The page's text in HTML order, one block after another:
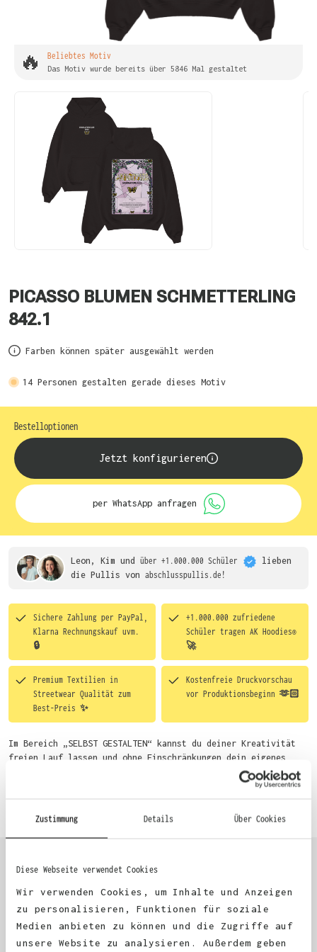
Zustimmung Details Über Cookies
Diese Webseite verwendet Cookies
Wir verwenden Cookies, um Inhalte und Anzeigen
zu personalisieren, Funktionen für soziale
Medien anbieten zu können und die Zugriffe auf
unsere Website zu analysieren. Außerdem geben
🔥 Beliebtes Motiv
Das Motiv wurde bereits über 5846 Mal gestaltet
PICASSO BLUMEN SCHMETTERLING
842.1
Farben können später ausgewählt werden
14 Personen gestalten gerade dieses Motiv
Bestelloptionen
Jetzt konfigurieren
per WhatsApp anfragen
Leon, Kim und über +1.000.000 Schüler
lieben
die Pullis von abschlusspullis.de!
Sichere Zahlung per PayPal,
Klarna Rechnungskauf uvm.
🔒
+1.000.000 zufriedene
Schüler tragen AK Hoodies®
🚀
Premium Textilien in
Streetwear Qualität zum
Best-Preis ✨
Kostenfreie Druckvorschau
vor Produktionsbeginn 🫶🏻
Im Bereich „SELBST GESTALTEN“ kannst du deiner Kreativität
freien Lauf lassen und ohne Einschränkungen dein eigenes
Motiv entwerfen. Um dir den Einstieg zu erleichtern, stellen
wir eine von unseren Designern vorgefertigte Vorlage bereit.
beginne anschließend mit der Gestaltung. Alternativ kannst
KUNDEN FEEDBACK 🫶
Excellent